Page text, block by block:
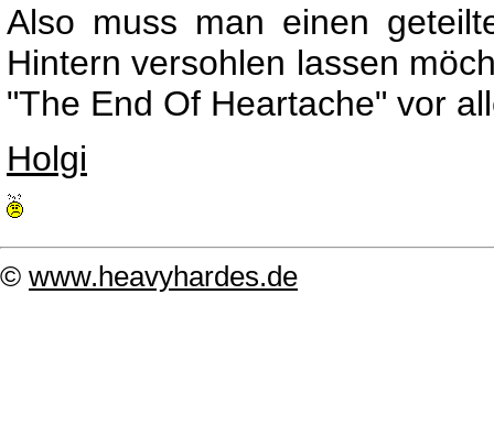
Also muss man einen
Hintern versohlen lassen
"The End Of Heartache" vor
Holgi
© www.heavyhardes.de